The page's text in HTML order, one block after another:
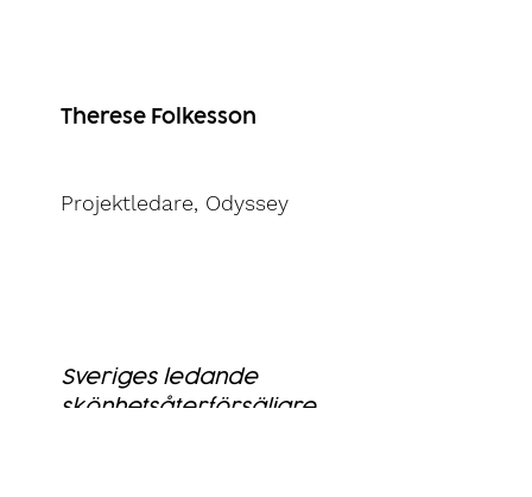
Therese Folkesson
Projektledare, Odyssey
Sveriges ledande
skönhetsåterförsäljare